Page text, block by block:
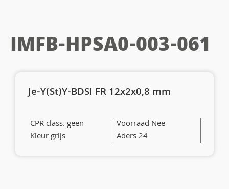
IMFB-HPSA0-003-061
Je-Y(St)Y-BDSI FR 12x2x0,8 mm
CPR class. geen
Voorraad Nee
Kleur grijs
Aders 24